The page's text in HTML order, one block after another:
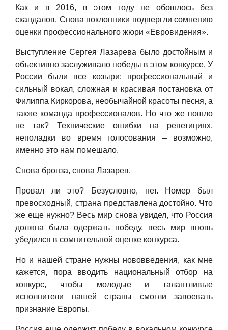
Как и в 2016, в этом году не обошлось без
скандалов. Снова поклонники подвергли сомнению
оценки профессионального жюри «Евровидения».
Выступление Сергея Лазарева было достойным и
объективно заслуживало победы в этом конкурсе. У
России были все козыри: профессиональный и
сильный вокал, сложная и красивая постановка от
Филиппа Киркорова, необычайной красоты песня, а
также команда профессионалов. Но что же пошло
не так? Технические ошибки на репетициях,
неполадки во время голосования – возможно,
именно это нам помешало.
Снова бронза, снова Лазарев.
Провал ли это? Безусловно, нет. Номер был
превосходный, страна представлена достойно. Что
же еще нужно? Весь мир снова увидел, что Россия
должна была одержать победу, весь мир вновь
убедился в сомнительной оценке конкурса.
Но и нашей стране нужны нововведения, как мне
кажется, пора вводить национальный отбор на
конкурс,
чтобы молодые и талантливые
исполнители нашей страны смогли завоевать
признание Европы.